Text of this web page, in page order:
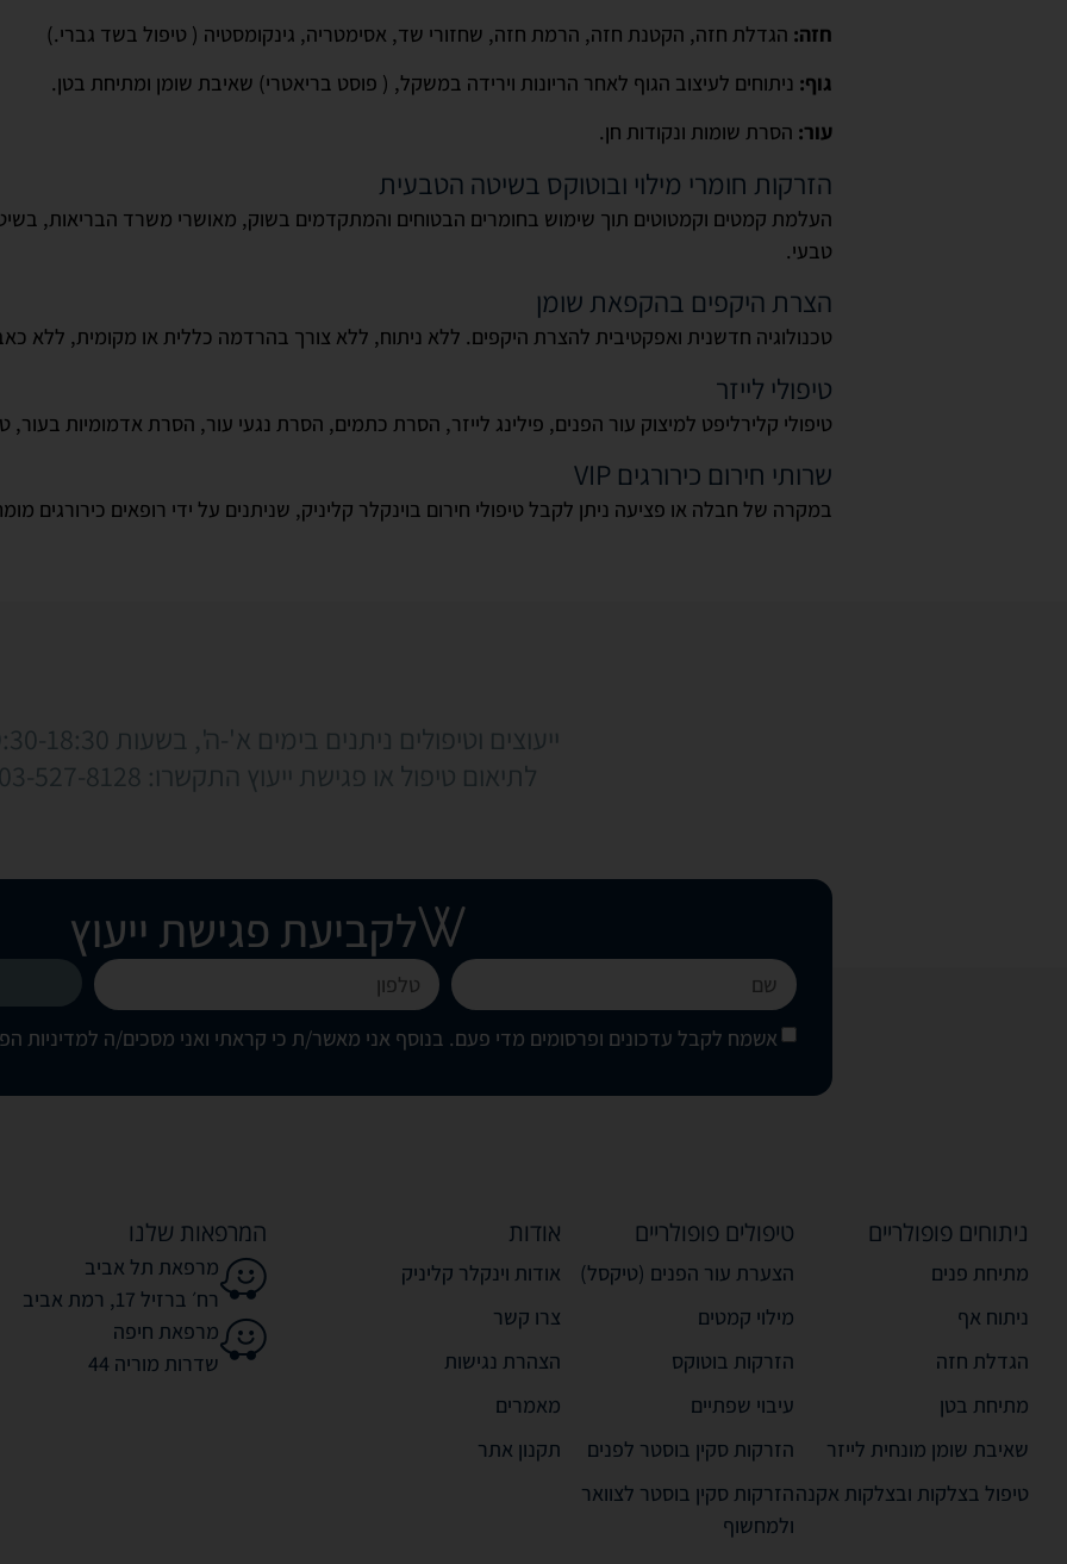
חזה: הגדלת חזה, הקטנת חזה, הרמת חזה, שחזורי שד, אסימטריה, גינקומסטיה ( טיפול בשד גברי.)
גוף: ניתוחים לעיצוב הגוף לאחר הריונות וירידה במשקל, ( פוסט בריאטרי) שאיבת שומן ומתיחת בטן.
עור: הסרת שומות ונקודות חן.
הזרקות חומרי מילוי ובוטוקס בשיטה הטבעית
העלמת קמטים וקמטוטים תוך שימוש בחומרים הבטוחים והמתקדמים בשוק, מאושרי משרד הבריאות,
טבעי.
הצרת היקפים בהקפאת שומן
טכנולוגיה חדשנית ואפקטיבית להצרת היקפים. ללא ניתוח, ללא צורך בהרדמה כללית או מקומית, ללא
טיפולי לייזר
טיפולי קלירליפט למיצוק עור הפנים, פילינג לייזר, הסרת כתמים, הסרת נגעי עור, הסרת אדמומיות בעור,
שרותי חירום כירורגים VIP
במקרה של חבלה או פציעה ניתן לקבל טיפולי חירום בוינקלר קליניק, שניתנים על ידי רופאים כירורגים
ייעוצים וטיפולים ניתנים בימים א'-ה', בשעות 09:30-18:30
לתיאום טיפול או פגישת ייעוץ התקשרו: 03-527-8128
לקביעת פגישת ייעוץ
אשמח לקבל עדכונים ופרסומים מדי פעם. בנוסף אני מאשר/ת כי קראתי ואני מסכים/ה למדיניות
ניתוחים פופולריים
מתיחת פנים
ניתוח אף
הגדלת חזה
מתיחת בטן
שאיבת שומן מונחית לייזר
טיפול בצלקות ובצלקות אקנה
טיפולים פופולריים
הצערת עור הפנים (טיקסל)
מילוי קמטים
הזרקות בוטוקס
עיבוי שפתיים
הזרקות סקין בוסטר לפנים
הזרקות סקין בוסטר לצוואר
ולמחשוף
אודות
אודות וינקלר קליניק
צרו קשר
הצהרת נגישות
מאמרים
תקנון אתר
המרפאות שלנו
מרפאת תל אביב
רח׳ ברזיל 17, רמת אביב
מרפאת חיפה
שדרות מוריה 44